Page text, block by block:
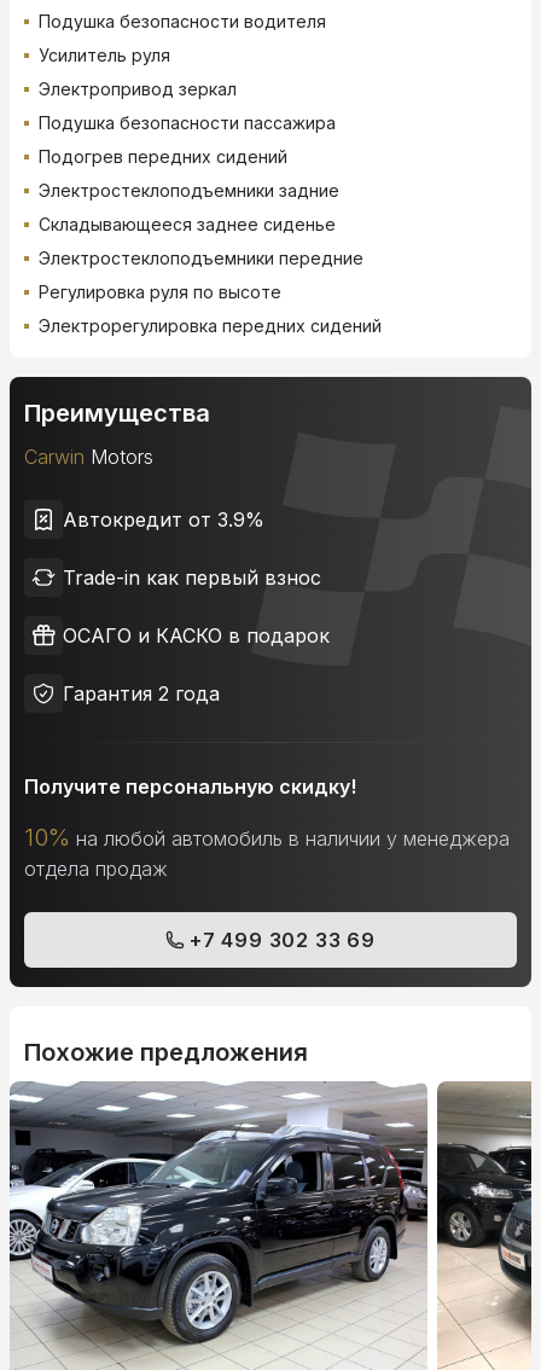
Подушка безопасности водителя
Усилитель руля
Электропривод зеркал
Подушка безопасности пассажира
Подогрев передних сидений
Электростеклоподъемники задние
Складывающееся заднее сиденье
Электростеклоподъемники передние
Регулировка руля по высоте
Электрорегулировка передних сидений
Преимущества
Carwin Motors
Автокредит от 3.9%
Trade-in как первый взнос
ОСАГО и КАСКО в подарок
Гарантия 2 года
Получите персональную скидку!
10% на любой автомобиль в наличии у менеджера
отдела продаж
+7 499 302 33 69
Похожие предложения